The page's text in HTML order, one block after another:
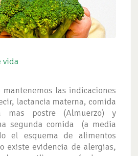
vida
mantenemos las indicaciones
lactancia materna, comida
postre (Almuerzo) y
segunda comida (a media
el esquema de alimentos
existe evidencia de alergias,